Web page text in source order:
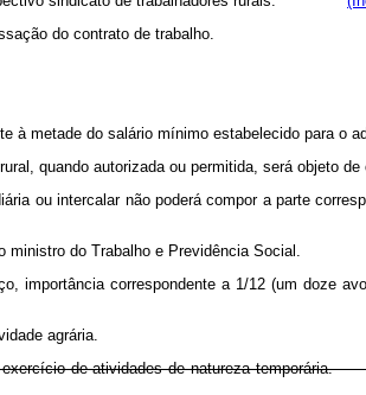
do contrato de trabalho.
à metade do salário mínimo estabelecido para o
quando autorizada ou permitida, será objeto de
ou intercalar não poderá compor a parte
do Trabalho e Previdência Social.
importância correspondente a 1/12 (um doze
agrária.
o exercício de atividades de natureza